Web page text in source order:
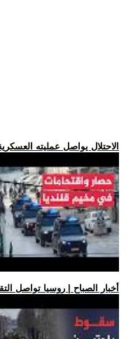
.. الاحتلال يواصل عمليته
.. أخبار الصباح | روسيا تواصل